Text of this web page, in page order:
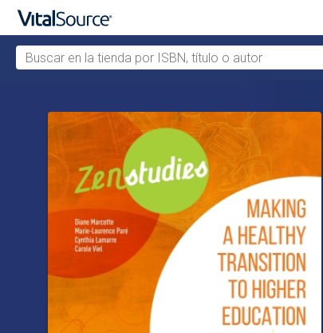
Buscar en la tienda por ISBN, título o autor